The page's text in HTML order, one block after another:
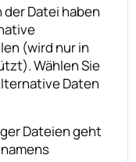
Datei haben
(wird nur in
Wählen Sie
Daten
Dateien geht